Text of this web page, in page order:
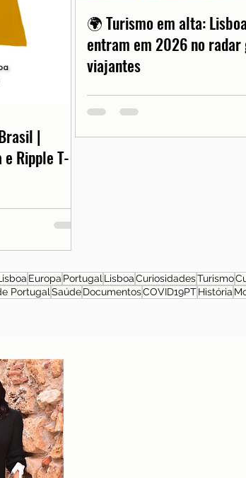
|
Ripple T-
🌍 Turismo em alta:
entram em 2026 no radar
viajantes
Europa Portugal LisboaCuriosidadesTurismo
Portugal Saúde DocumentosCOVID19PT História